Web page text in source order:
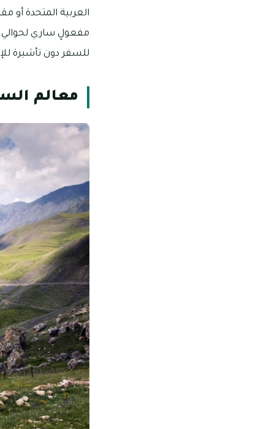
العربية المتحدة أو
مفعولٍ ساري لحوالي
للسفر دون تأشيرة
معالم